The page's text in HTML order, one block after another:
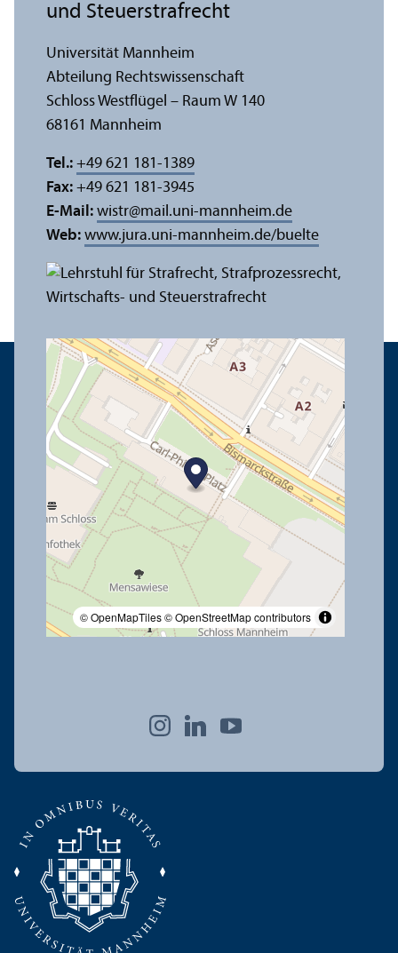
© OpenMapTiles© OpenStreetMap contributors
und Steuerstrafrecht
Universität Mannheim
Abteilung Rechts­wissenschaft
Schloss Westflügel – Raum W 140
68161 Mannheim
Tel.: +49 621 181-1389
Fax: +49 621 181-3945
E-Mail: wistr@mail.uni-mannheim.de
Web: www.jura.uni-mannheim.de/buelte